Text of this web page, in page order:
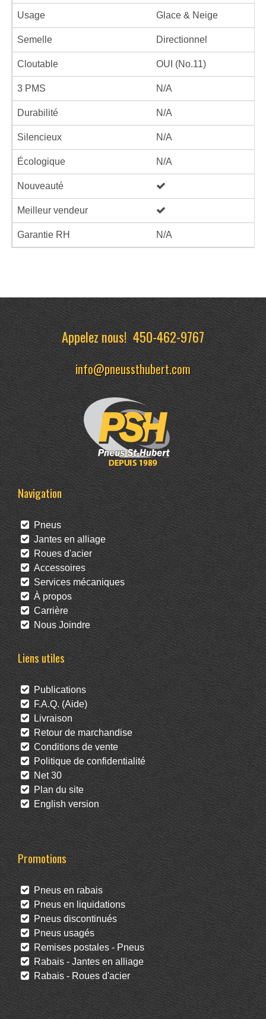
Usage Glace & Neige
Semelle Directionnel
Cloutable OUI (No.11)
3 PMS N/A
Durabilité N/A
Silencieux N/A
Écologique N/A
Nouveauté
Meilleur vendeur
Garantie RH N/A
Appelez nous!450-462-9767
info@pneussthubert.com
Navigation
Pneus
Jantes en alliage
Roues d'acier
Accessoires
Services mécaniques
À propos
Carrière
Nous Joindre
Liens utiles
Publications
F.A.Q. (Aide)
Livraison
Retour de marchandise
Conditions de vente
Politique de confidentialité
Net 30
Plan du site
English version
Promotions
Pneus en rabais
Pneus en liquidations
Pneus discontinués
Pneus usagés
Remises postales - Pneus
Rabais - Jantes en alliage
Rabais - Roues d'acier